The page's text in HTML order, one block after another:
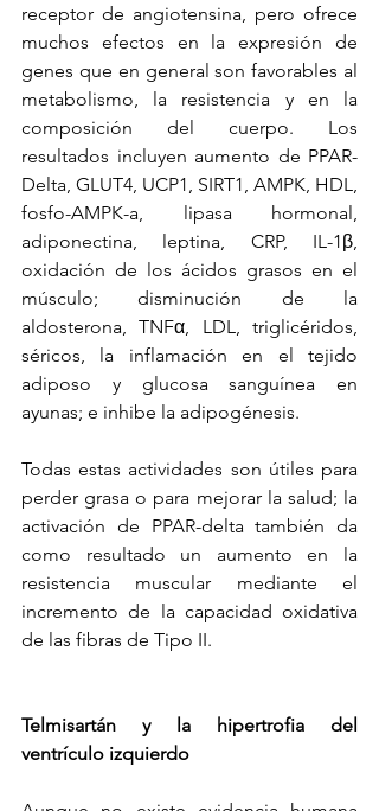
receptor de angiotensina, pero ofrece
muchos efectos en la expresión de
genes que en general son favorables al
metabolismo, la resistencia y en la
composición del cuerpo. Los
resultados incluyen aumento de PPAR-
Delta, GLUT4, UCP1, SIRT1, AMPK, HDL,
fosfo-AMPK-a, lipasa hormonal,
adiponectina, leptina, CRP, IL-1β,
oxidación de los ácidos grasos en el
músculo; disminución de la
aldosterona, TNFα, LDL, triglicéridos,
séricos, la inflamación en el tejido
adiposo y glucosa sanguínea en
ayunas; e inhibe la adipogénesis.
Todas estas actividades son útiles para
perder grasa o para mejorar la salud; la
activación de PPAR-delta también da
como resultado un aumento en la
resistencia muscular mediante el
incremento de la capacidad oxidativa
de las fibras de Tipo II.
Telmisartán y la hipertrofia del
ventrículo izquierdo